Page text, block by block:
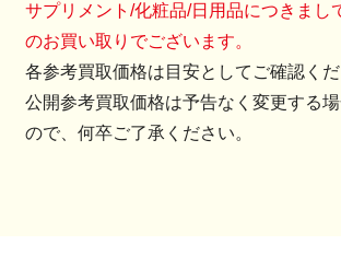
サプリメント/化粧品/日用品につきまし
のお買い取りでございます。
各参考買取価格は目安としてご確認くだ
公開参考買取価格は予告なく変更する
ので、何卒ご了承ください。